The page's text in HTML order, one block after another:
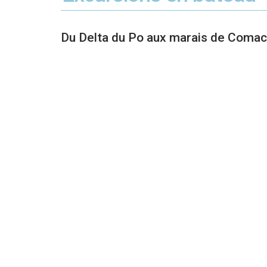
Du Delta du Po aux marais de